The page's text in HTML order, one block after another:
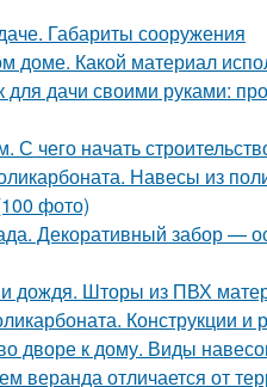
Габариты сооружения
доме. Какой материал
для дачи своими руками:
чего начать
Навесы из
фото)
Декоративный забор
дождя. Шторы из ПВХ
Конструкции и
дворе к дому. Виды
веранда отличается от